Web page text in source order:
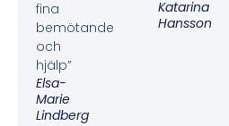
fina
bemötande
och
hjälp”
Elsa-
Marie
Lindberg
Katarina
Hansson